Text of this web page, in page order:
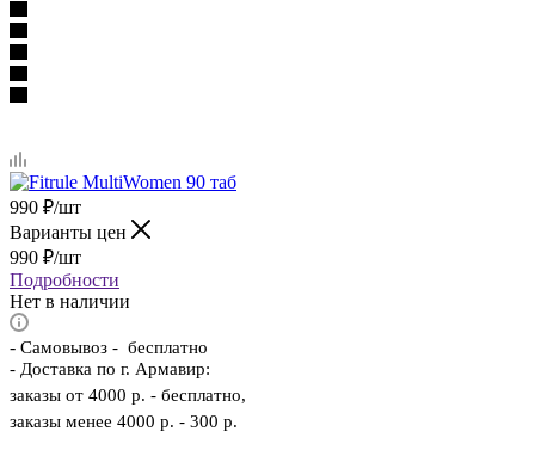
990 ₽/шт
Варианты цен
990 ₽/шт
Подробности
Нет в наличии
- Самовывоз - бесплатно
- Доставка по г. Армавир:
заказы от 4000 р. - бесплатно,
заказы менее 4000 р. - 300 р.